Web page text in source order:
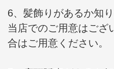
6、髪飾りがあるか知り
当店でのご用意はござ
合はご用意ください。